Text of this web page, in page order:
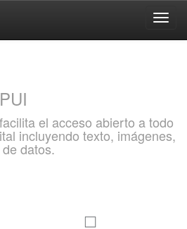
el acceso abierto a todo
incluyendo texto, imágenes,
datos.